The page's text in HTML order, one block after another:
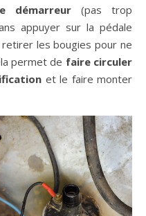
démarreur (pas trop
appuyer sur la pédale
retirer les bougies pour ne
permet de faire circuler
et le faire monter